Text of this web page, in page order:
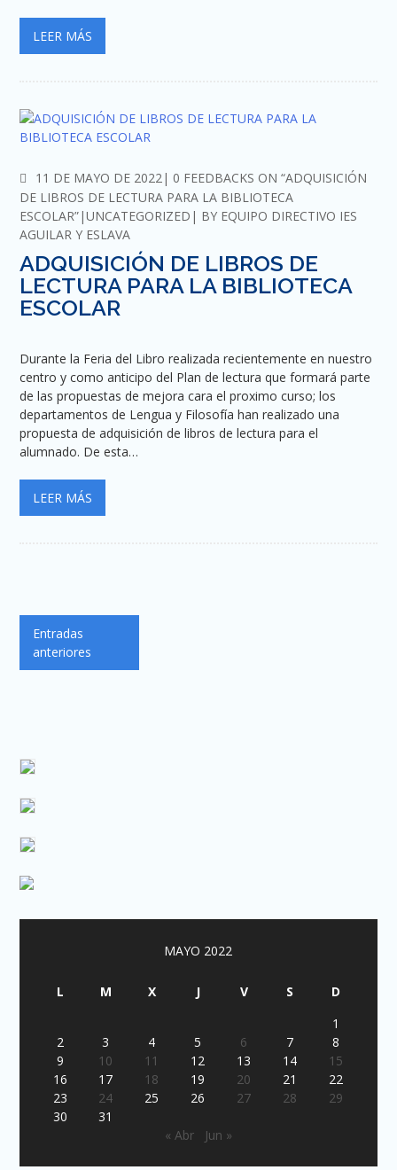
LEER MÁS
11 DE MAYO DE 2022 COMMENTS
0 FEEDBACKS ON “ADQUISICIÓN
DE LIBROS DE LECTURA PARA LA BIBLIOTECA
ESCOLAR” UNCATEGORIZED BY EQUIPO DIRECTIVO IES
AGUILAR Y ESLAVA
ADQUISICIÓN DE LIBROS DE
LECTURA PARA LA BIBLIOTECA
ESCOLAR
Durante la Feria del Libro realizada recientemente en nuestro
centro y como anticipo del Plan de lectura que formará parte
de las propuestas de mejora cara el proximo curso; los
departamentos de Lengua y Filosofía han realizado una
propuesta de adquisición de libros de lectura para el
alumnado. De esta…
LEER MÁS
Navegación
de
Entradas
anteriores
MAYO 2022
L M X J V S
D
1
2
3 4 5 6 7
8
9
10 11 12 13 14
15
16
17 18 19 20 21
22
23
24 25 26 27 28
29
30
31
« Abr
Jun »